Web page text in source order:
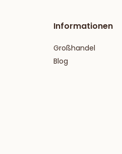
Informationen
Großhandel
Blog